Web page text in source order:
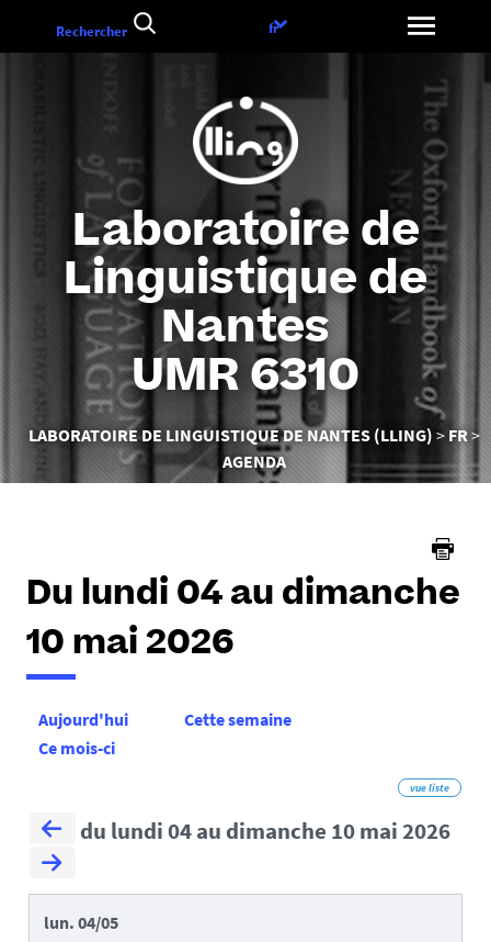
Laboratoire de
Linguistique de
Nantes
UMR 6310
Vous
êtes
ici :
LABORATOIRE DE LINGUISTIQUE DE NANTES (LLING)
FR
AGENDA
Rechercher
Choix
fr
Du lundi 04 au dimanche
10 mai 2026
Aujourd'hui
Cette semaine
Ce mois-ci
vue liste
du lundi 04 au dimanche 10 mai 2026
lun. 04/05